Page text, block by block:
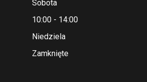
Sobota
10:00 - 14:00
Niedziela
Zamknięte